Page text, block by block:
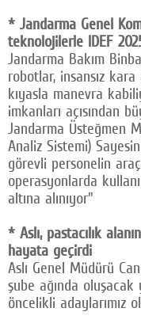
* Jandarma Genel
teknolojilerle IDEF
Jandarma Bakım
robotlar, insansız
kıyasla manevra
imkanları açısından
Jandarma Üsteğmen
Analiz Sistemi)
görevli personelin
operasyonlarda
altına alınıyor"
* Aslı, pastacılık
hayata geçirdi
Aslı Genel Müdürü
şube ağında oluşacak
öncelikli adaylarımız